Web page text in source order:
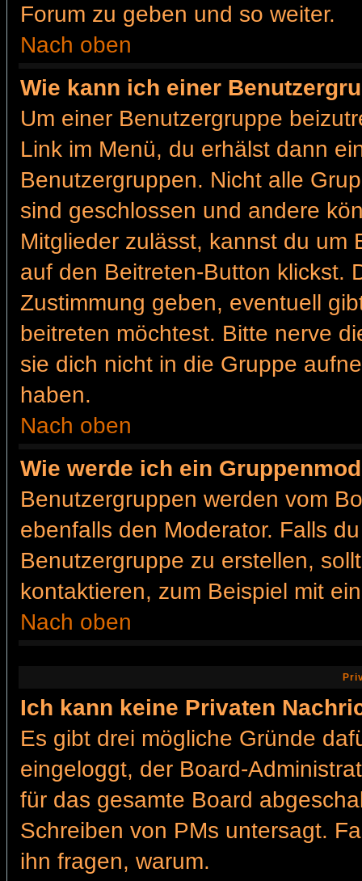
Forum zu geben und so weiter.
Nach oben
Wie kann ich einer
Um einer Benutzergruppe
Link im Menü, du erhälst dann
Benutzergruppen. Nicht alle
sind geschlossen und andere
Mitglieder zulässt, kannst du um
auf den Beitreten-Button klickst.
Zustimmung geben, eventuell
beitreten möchtest. Bitte nerve
sie dich nicht in die Gruppe
haben.
Nach oben
Wie werde ich ein
Benutzergruppen werden vom
ebenfalls den Moderator. Falls
Benutzergruppe zu erstellen,
kontaktieren, zum Beispiel mit
Nach oben
Ich kann keine Privaten
Es gibt drei mögliche Gründe
eingeloggt, der Board-
für das gesamte Board
Schreiben von PMs untersagt.
ihn fragen, warum.